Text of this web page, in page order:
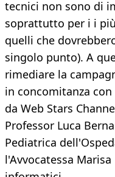
tecnici non sono di
soprattutto per i i
quelli che
singolo punto). A
rimediare la
in concomitanza
da Web Stars
Professor Luca
Pediatrica
l'Avvocatessa